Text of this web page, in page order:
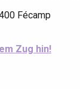
Fécamp
Zug hin!
favoris